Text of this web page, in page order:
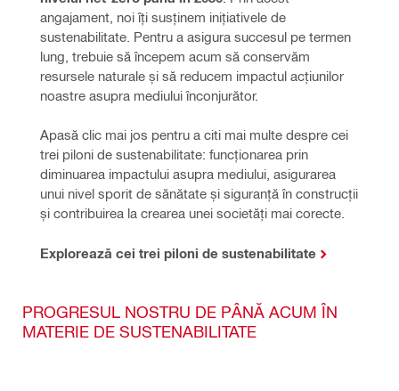
angajament, noi îți susținem inițiativele de
sustenabilitate. Pentru a asigura succesul pe termen
lung, trebuie să începem acum să conservăm
resursele naturale și să reducem impactul acțiunilor
noastre asupra mediului înconjurător.
Apasă clic mai jos pentru a citi mai multe despre cei
trei piloni de sustenabilitate: funcționarea prin
diminuarea impactului asupra mediului, asigurarea
unui nivel sporit de sănătate și siguranță în construcții
și contribuirea la crearea unei societăți mai corecte.
Explorează cei trei piloni de sustenabilitate
PROGRESUL NOSTRU DE PÂNĂ ACUM ÎN
MATERIE DE SUSTENABILITATE